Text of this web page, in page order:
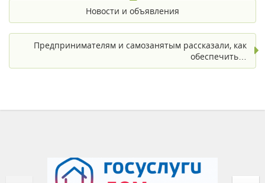
Новости и объявления
Предпринимателям и самозанятым рассказали, как
обеспечить…